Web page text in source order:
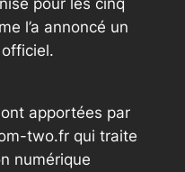
pour les cinq
l’a annoncé un
apportées par
two.fr qui traite
numérique